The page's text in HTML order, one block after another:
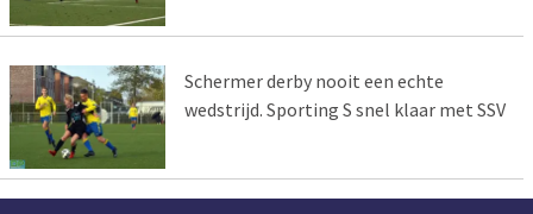
Schermer derby nooit een echte
wedstrijd. Sporting S snel klaar met SSV